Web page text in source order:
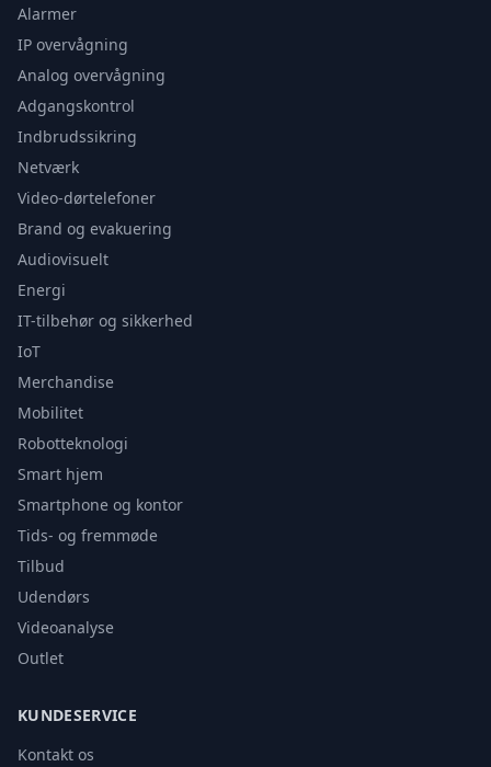
Alarmer
IP overvågning
Analog overvågning
Adgangskontrol
Indbrudssikring
Netværk
Video-dørtelefoner
Brand og evakuering
Audiovisuelt
Energi
IT-tilbehør og sikkerhed
IoT
Merchandise
Mobilitet
Robotteknologi
Smart hjem
Smartphone og kontor
Tids- og fremmøde
Tilbud
Udendørs
Videoanalyse
Outlet
KUNDESERVICE
Kontakt os